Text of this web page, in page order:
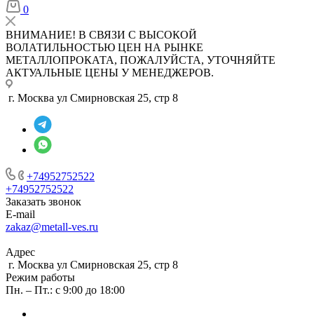
0
ВНИМАНИЕ! В СВЯЗИ С ВЫСОКОЙ
ВОЛАТИЛЬНОСТЬЮ ЦЕН НА РЫНКЕ
МЕТАЛЛОПРОКАТА, ПОЖАЛУЙСТА, УТОЧНЯЙТЕ
АКТУАЛЬНЫЕ ЦЕНЫ У МЕНЕДЖЕРОВ.
г. Москва ул Смирновская 25, стр 8
+74952752522
+74952752522
Заказать звонок
E-mail
zakaz@metall-ves.ru
Адрес
г. Москва ул Смирновская 25, стр 8
Режим работы
Пн. – Пт.: с 9:00 до 18:00